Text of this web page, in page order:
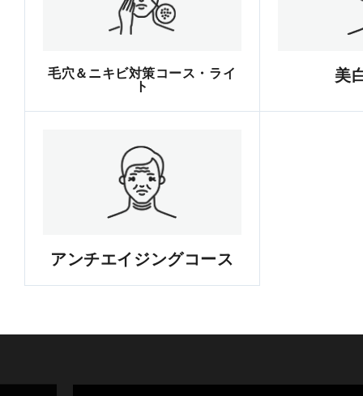
毛穴＆ニキビ対策コース・ライ
ト
美
アンチエイジングコース